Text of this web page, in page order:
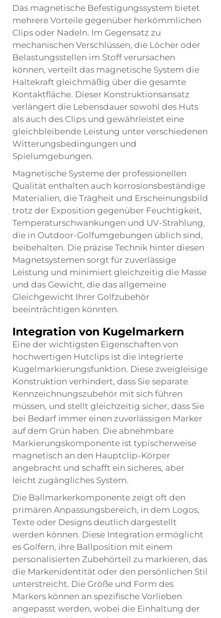
Das magnetische Befestigungssystem bietet
mehrere Vorteile gegenüber herkömmlichen
Clips oder Nadeln. Im Gegensatz zu
mechanischen Verschlüssen, die Löcher oder
Belastungsstellen im Stoff verursachen
können, verteilt das magnetische System die
Haltekraft gleichmäßig über die gesamte
Kontaktfläche. Dieser Konstruktionsansatz
verlängert die Lebensdauer sowohl des Huts
als auch des Clips und gewährleistet eine
gleichbleibende Leistung unter verschiedenen
Witterungsbedingungen und
Spielumgebungen.
Magnetische Systeme der professionellen
Qualität enthalten auch korrosionsbeständige
Materialien, die Trägheit und Erscheinungsbild
trotz der Exposition gegenüber Feuchtigkeit,
Temperaturschwankungen und UV-Strahlung,
die in Outdoor-Golfumgebungen üblich sind,
beibehalten. Die präzise Technik hinter diesen
Magnetsystemen sorgt für zuverlässige
Leistung und minimiert gleichzeitig die Masse
und das Gewicht, die das allgemeine
Gleichgewicht Ihrer Golfzubehör
beeinträchtigen könnten.
Integration von Kugelmarkern
Eine der wichtigsten Eigenschaften von
hochwertigen Hutclips ist die integrierte
Kugelmarkierungsfunktion. Diese zweigleisige
Konstruktion verhindert, dass Sie separate
Kennzeichnungszubehör mit sich führen
müssen, und stellt gleichzeitig sicher, dass Sie
bei Bedarf immer einen zuverlässigen Marker
auf dem Grün haben. Die abnehmbare
Markierungskomponente ist typischerweise
magnetisch an den Hauptclip-Körper
angebracht und schafft ein sicheres, aber
leicht zugängliches System.
Die Ballmarkerkomponente zeigt oft den
primären Anpassungsbereich, in dem Logos,
Texte oder Designs deutlich dargestellt
werden können. Diese Integration ermöglicht
es Golfern, ihre Ballposition mit einem
personalisierten Zubehörteil zu markieren, das
die Markenidentität oder den persönlichen Stil
unterstreicht. Die Größe und Form des
Markers können an spezifische Vorlieben
angepasst werden, wobei die Einhaltung der